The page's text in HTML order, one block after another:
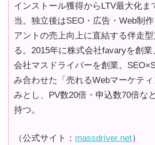
る
DX
を
中
心
と
し
た
し
インストール獲得からLTV最大化ま
当。独立後はSEO・広告・Web制
アントの売上向上に直結する伴走
る。2015年に株式会社favaryを創
会社マスドライバーを創業。
み合わせた「売れるWebマーケテ
みとし、PV数20倍・申込数70倍な
持つ。
（公式サイト： massdriver.net）